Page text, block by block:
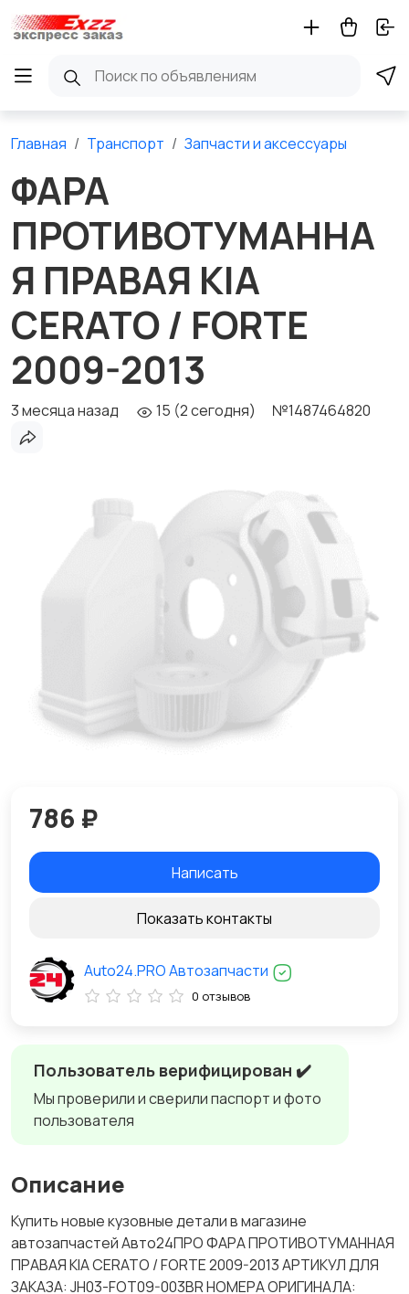
Главная Транспорт Запчасти и аксессуары
ФАРА
ПРОТИВОТУМАННА
Я ПРАВАЯ KIA
CERATO / FORTE
2009-2013
3 месяца назад 15 (2 сегодня) №1487464820
Пользователь верифицирован ✔️
Мы проверили и сверили паспорт и фото
пользователя
Описание
Купить новые кузовные детали в магазине
автозапчастей Авто24ПРО ФАРА ПРОТИВОТУМАННАЯ
ПРАВАЯ KIA CERATO / FORTE 2009-2013 АРТИКУЛ ДЛЯ
ЗАКАЗА: JH03-FOT09-003BR НОМЕРА ОРИГИНАЛА:
786 ₽
Написать
Показать контакты
Auto24.PRO Автозапчасти
0 отзывов